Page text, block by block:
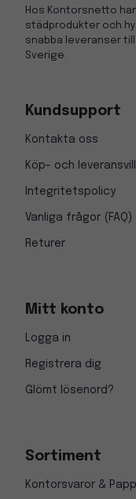
Hos Kontorsnetto
städprodukter och
snabba leveranser
Sverige.
Kundsupport
Kontakta oss
Köp- och
Integritetspolicy
Vanliga frågor (FAQ)
Returer
Mitt konto
Logga in
Registrera dig
Glömt lösenord?
Sortiment
Kontorsvaror &